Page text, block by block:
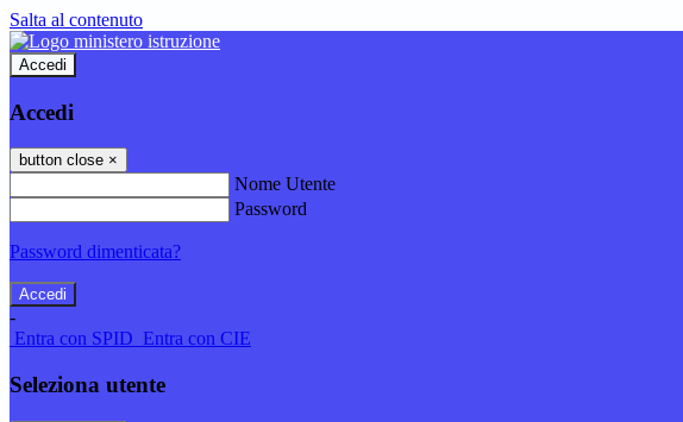
Salta al contenuto
Accedi
Accedi
button close ×
Nome Utente
Password
Password dimenticata?
-
Entra con SPID Entra con CIE
Seleziona utente